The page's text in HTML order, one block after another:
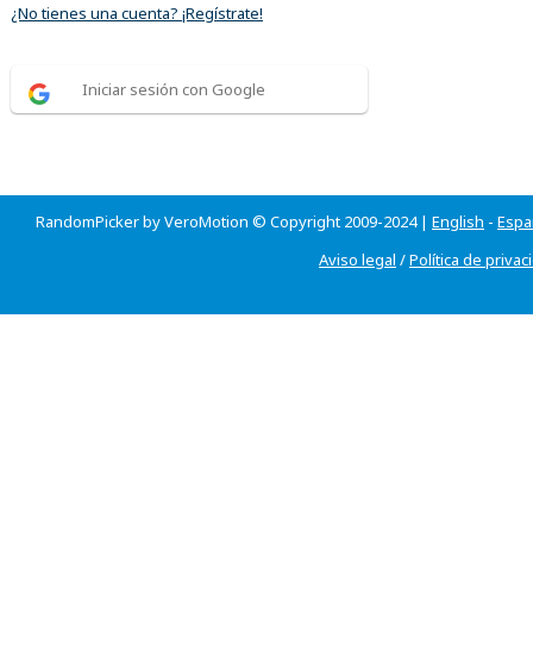
¿No tienes una cuenta? ¡Regístrate!
Iniciar sesión con Google
RandomPicker by VeroMotion © Copyright 2009-2024 | English -
Aviso legal /Política de